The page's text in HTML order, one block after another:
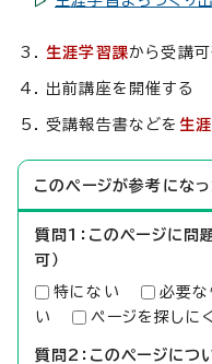
生涯学習課から受講
出前講座を開催する
受講報告書などを 生
このページが参考にな
質問1：このページに問
可）
特にない 必要な
い
ページを探しに
質問2：このページにつ